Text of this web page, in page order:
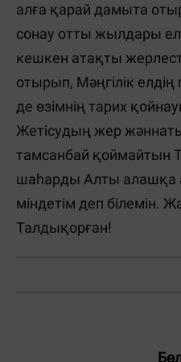
алға қарай дамыта
сонау отты жылдары
кешкен атақты
отырып, Мәңгілік
де өзімнің тариx
Жетісудың жер
тамсанбай қоймайтын
шаһарды Алты алашқа
міндетім деп білемін.
Талдықорған!